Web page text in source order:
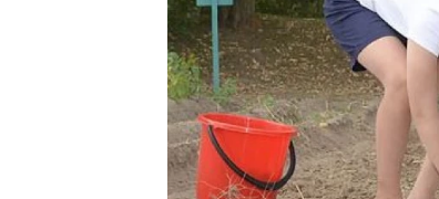
Ищем новые берега. Гендиректор
«Жилищной инициативы» Юрий
Гатилов — о том, как девелоперу